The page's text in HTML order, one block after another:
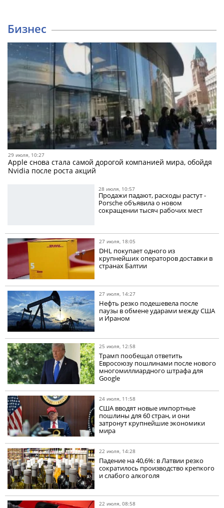
Бизнес
29 июля, 10:27
Apple снова стала самой дорогой компанией мира, обойдя
Nvidia после роста акций
28 июля, 10:57
Продажи падают, расходы растут -
Porsche объявила о новом
сокращении тысяч рабочих мест
27 июля, 18:05
DHL покупает одного из
крупнейших операторов доставки в
странах Балтии
27 июля, 14:27
Нефть резко подешевела после
паузы в обмене ударами между США
и Ираном
25 июля, 12:58
Трамп пообещал ответить
Евросоюзу пошлинами после нового
многомиллиардного штрафа для
Google
24 июля, 11:58
США вводят новые импортные
пошлины для 60 стран, и они
затронут крупнейшие экономики
мира
22 июля, 14:28
Падение на 40,6%: в Латвии резко
сократилось производство крепкого
и слабого алкоголя
22 июля, 08:58